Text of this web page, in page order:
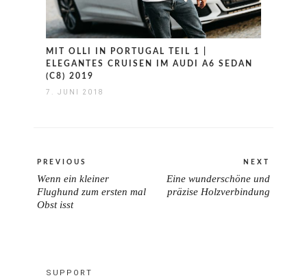
MIT OLLI IN PORTUGAL TEIL 1 |
ELEGANTES CRUISEN IM AUDI A6 SEDAN
(C8) 2019
7. JUNI 2018
PREVIOUS
PREVIOUS
POST:
Wenn ein kleiner
Flughund zum ersten mal
Obst isst
NEXT
Eine wunderschöne und
präzise Holzverbindung
SUPPORT